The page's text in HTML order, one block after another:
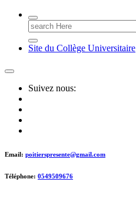
Search
for:
Site du Collège Universitaire
Suivez nous:
Email: poitierspresente@gmail.com
Téléphone: 0549509676